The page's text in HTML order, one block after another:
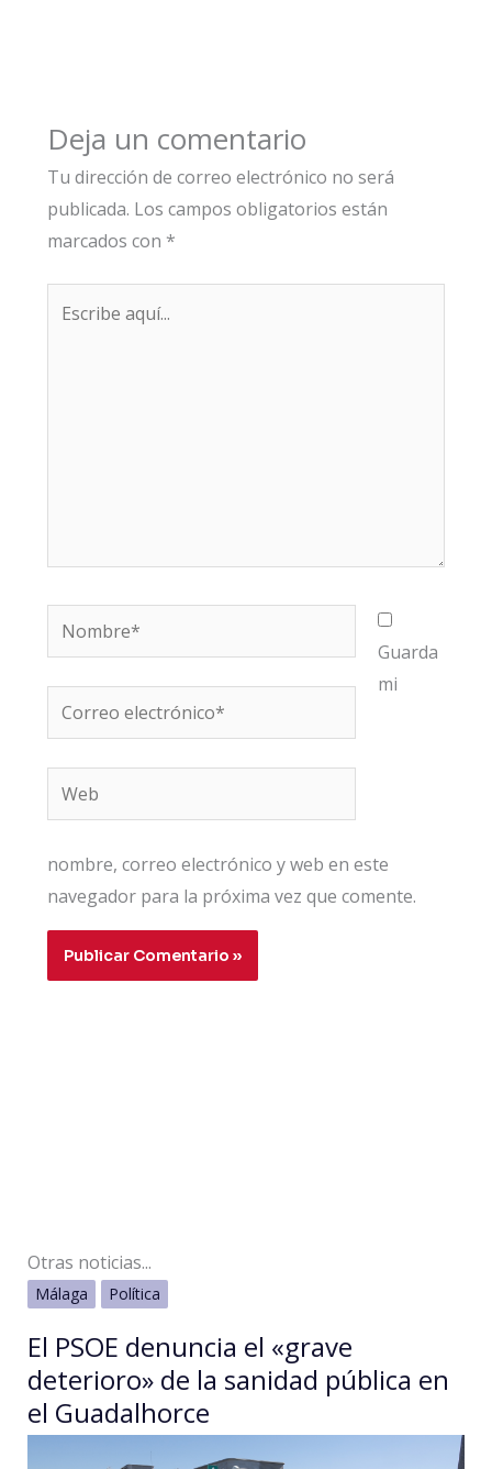
Deja un comentario
Tu dirección de correo electrónico no será
publicada. Los campos obligatorios están
marcados con *
Nombre*
Correo
electrónico*
Web
Guarda
mi
nombre, correo electrónico y web en este
navegador para la próxima vez que comente.
Otras noticias...
Málaga Política
El PSOE denuncia el «grave
deterioro» de la sanidad pública en
el Guadalhorce